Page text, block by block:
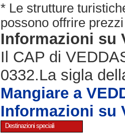
* Le strutture
possono offrire
Informazioni su
Il CAP di
0332.La sigla
Mangiare a
Informazioni su
Destinazioni speciali